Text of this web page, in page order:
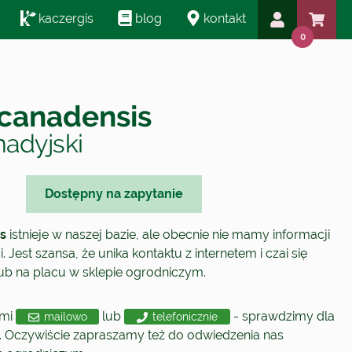
kaczergis blog kontakt
0
Dostępny na zapytanie
istnieje w naszej bazie, ale obecnie nie mamy informacji
Jest szansa, że unika kontaktu z internetem i czai się
na placu w sklepie ogrodniczym.
mailowo lub telefonicznie
- sprawdzimy dla
Oczywiście zapraszamy też do odwiedzenia nas